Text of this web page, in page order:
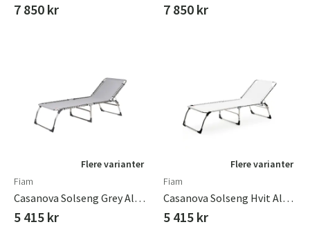
7 850 kr 7 850 kr
Flere varianter
Fiam
Casanova Solseng Grey Aluminium/textilene
5 415 kr
Flere varianter
Fiam
Casanova Solseng Hvit Aluminium/textilene
5 415 kr